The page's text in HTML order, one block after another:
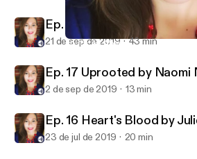
Ep. 15: An Absolutely Remarkable
Ep. 18 The Hating Game
21 de sep de 2019 43 min
Ep. 17 Uprooted by Naomi
2 de sep de 2019 13 min
Ep. 16 Heart's Blood by
23 de jul de 2019 20 min